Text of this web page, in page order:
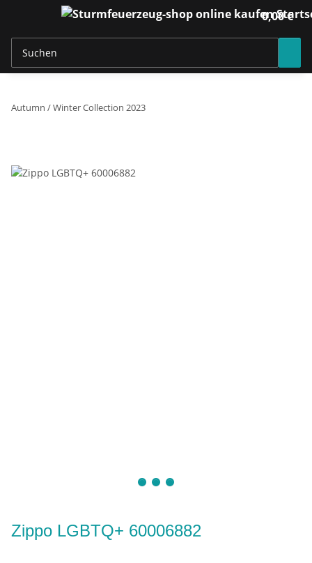
0,00 €
Autumn / Winter Collection 2023
Zippo LGBTQ+ 60006882